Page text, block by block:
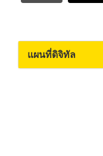
แผนที่ดิจิทัล